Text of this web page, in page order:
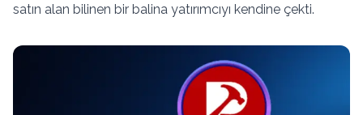
satın alan bilinen bir balina yatırımcıyı kendine çekti.